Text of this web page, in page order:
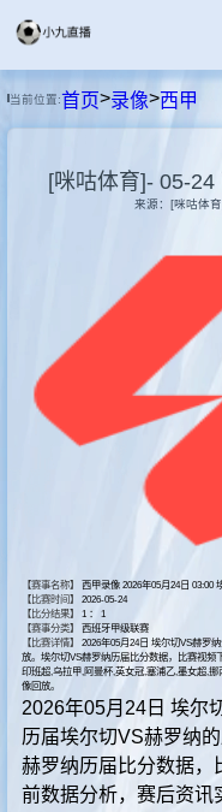
当前位置:首页>录像>西甲
[咪咕体育]- 05-
来源：[咪咕体
【赛事名称】
西甲录像 2026年05月24日 03:00
【比赛时间】
2026-05-24
【比分结果】
1 ： 1
【赛事分类】
西班牙甲级联赛
【比赛详情】
2026年05月24日 埃尔切VS赫罗
放。埃尔切VS赫罗纳历届比分数据，比赛视
印班超,乌拉甲,阿曼杯,英女冠,塞浦乙,墨女超,
像回放。
2026年05月24日 埃尔
历届埃尔切VS赫罗纳
赫罗纳历届比分数据，
前数据分析，赛后资讯